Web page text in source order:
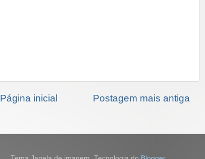
Postagem mais antiga
Página inicial